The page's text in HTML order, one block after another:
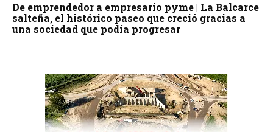
De emprendedor a empresario pyme | La Balcarce
salteña, el histórico paseo que creció gracias a
una sociedad que podía progresar